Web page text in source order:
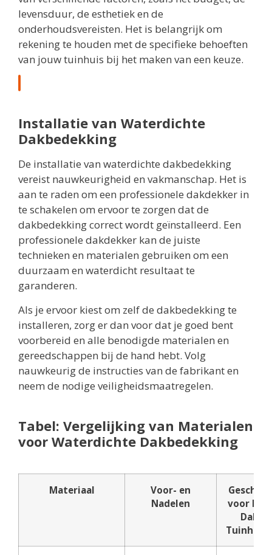
levensduur, de esthetiek en de
onderhoudsvereisten. Het is belangrijk om
rekening te houden met de specifieke behoeften
van jouw tuinhuis bij het maken van een keuze.
Installatie van Waterdichte
Dakbedekking
De installatie van waterdichte dakbedekking
vereist nauwkeurigheid en vakmanschap. Het is
aan te raden om een professionele dakdekker in
te schakelen om ervoor te zorgen dat de
dakbedekking correct wordt geïnstalleerd. Een
professionele dakdekker kan de juiste
technieken en materialen gebruiken om een
duurzaam en waterdicht resultaat te
garanderen.
Als je ervoor kiest om zelf de dakbedekking te
installeren, zorg er dan voor dat je goed bent
voorbereid en alle benodigde materialen en
gereedschappen bij de hand hebt. Volg
nauwkeurig de instructies van de fabrikant en
neem de nodige veiligheidsmaatregelen.
Tabel: Vergelijking van Materialen
voor Waterdichte Dakbedekking
Materiaal
Voor- en
Nadelen
Geschikt
voor Plat
Dak
Tuinhuis?